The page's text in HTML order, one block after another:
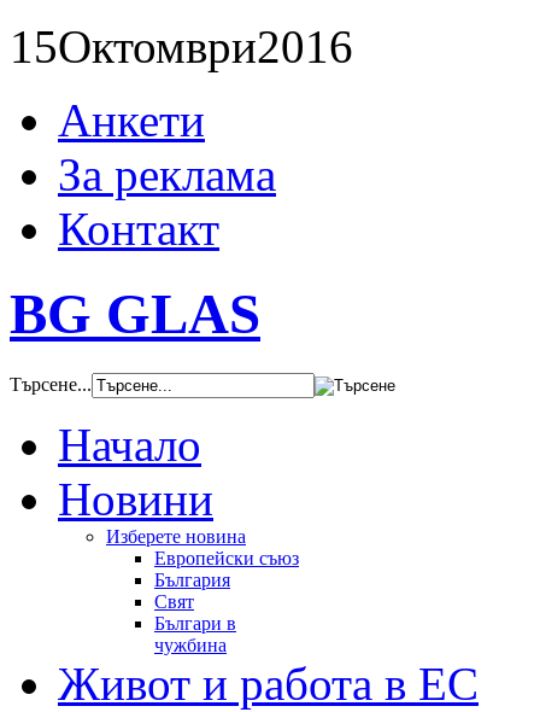
15Октомври2016
Анкети
За реклама
Контакт
BG GLAS
Търсене...
Начало
Новини
Изберете новина
Европейски съюз
България
Свят
Българи в
чужбина
Живот и работа в ЕС